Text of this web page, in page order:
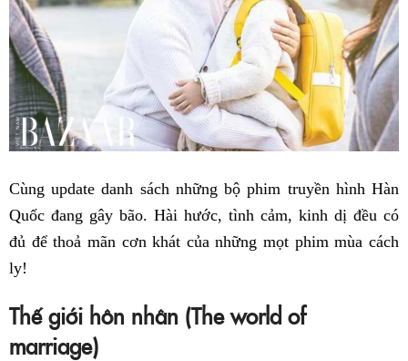
Cùng update danh sách những bộ phim truyền hình Hàn
Quốc đang gây bão. Hài hước, tình cảm, kinh dị đều có
đủ để thoả mãn cơn khát của những mọt phim mùa cách
ly!
Thế giới hôn nhân (The world of
marriage)